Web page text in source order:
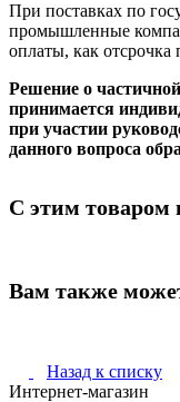
При поставках по
промышленные
оплаты, как отсрочка
Решение о
принимается
при участии
данного вопроса
С этим товаром
Вам также
Назад к списку
Интернет-магазин